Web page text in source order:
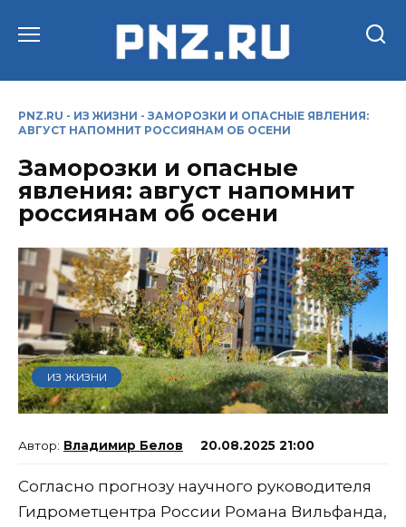
PNZ.RU - ИЗ ЖИЗНИ - ЗАМОРОЗКИ И ОПАСНЫЕ ЯВЛЕНИЯ:
АВГУСТ НАПОМНИТ РОССИЯНАМ ОБ ОСЕНИ
Заморозки и опасные
явления: август напомнит
россиянам об осени
ИЗ ЖИЗНИ
Владимир Белов 20.08.2025 21:00
Согласно прогнозу научного руководителя
Гидрометцентра России Романа Вильфанда,